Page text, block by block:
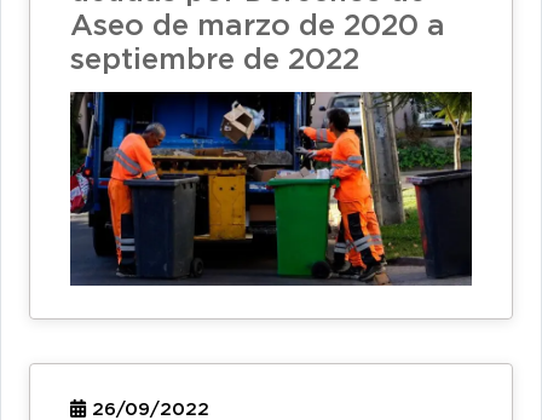
Aseo de marzo de 2020 a
septiembre de 2022
26/09/2022